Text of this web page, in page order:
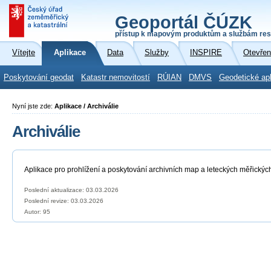
Geoportál ČÚZK
přístup k mapovým produktům a službám
Vítejte Aplikace Data Služby INSPIRE
Poskytování geodat Katastr nemovitostí RÚIAN DMVS Geodetické
Nyní jste zde: Aplikace / Archiválie
Archiválie
Aplikace pro prohlížení a poskytování archivních map a leteckých
Poslední aktualizace: 03.03.2026
Poslední revize: 03.03.2026
Autor: 95